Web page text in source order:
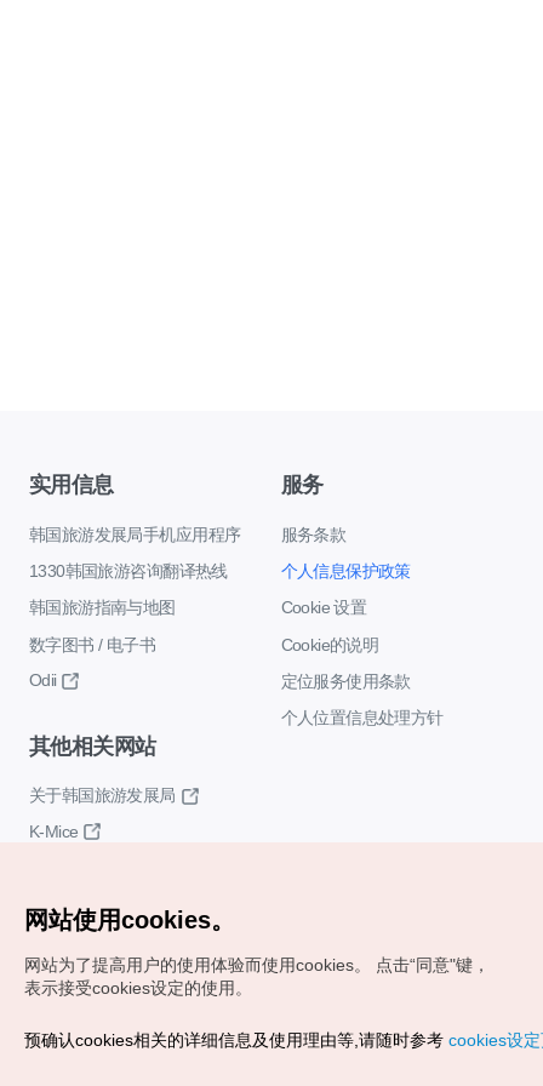
实用信息
韩国旅游发展局手机应用程序
1330韩国旅游咨询翻译热线
韩国旅游指南与地图
数字图书 / 电子书
Odii
服务
服务条款
个人信息保护政策
Cookie 设置
Cookie的说明
定位服务使用条款
个人位置信息处理方针
其他相关网站
关于韩国旅游发展局
K-Mice
Copyrights (c) 韩国旅游发展局版权所有
网站使用cookies。
网站为了提高用户的使用体验而使用cookies。
点击“同意"键，
表示接受cookies设定的使用。
预确认cookies相关的详细信息及使用理由等,请随时参考 cookies设